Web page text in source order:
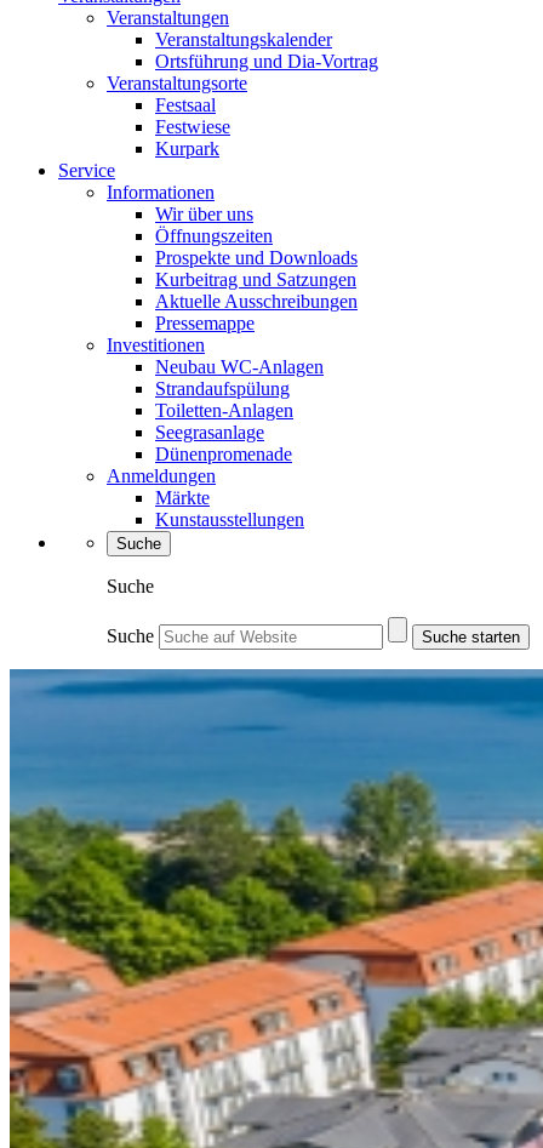
Veranstaltungen
Veranstaltungskalender
Ortsführung und Dia-Vortrag
Veranstaltungsorte
Festsaal
Festwiese
Kurpark
Service
Informationen
Wir über uns
Öffnungszeiten
Prospekte und Downloads
Kurbeitrag und Satzungen
Aktuelle Ausschreibungen
Pressemappe
Investitionen
Neubau WC-Anlagen
Strandaufspülung
Toiletten-Anlagen
Seegrasanlage
Dünenpromenade
Anmeldungen
Märkte
Kunstausstellungen
Suche
Suche
Suche Suche starten